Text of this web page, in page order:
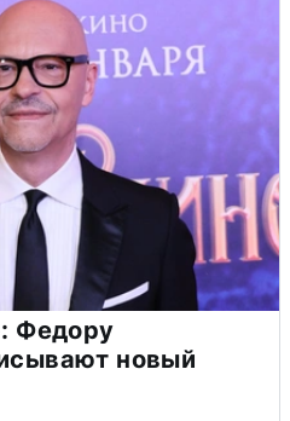
Федору
новый